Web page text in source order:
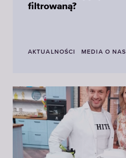
filtrowaną?
AKTUALNOŚCI MEDIA O NAS